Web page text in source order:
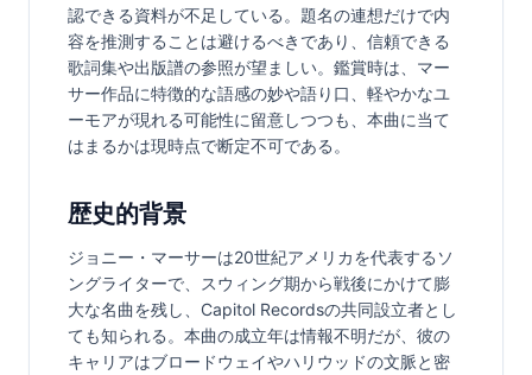
認できる資料が不足している。題名の連想だけで内
容を推測することは避けるべきであり、信頼できる
歌詞集や出版譜の参照が望ましい。鑑賞時は、マー
サー作品に特徴的な語感の妙や語り口、軽やかなユ
ーモアが現れる可能性に留意しつつも、本曲に当て
はまるかは現時点で断定不可である。
歴史的背景
ジョニー・マーサーは20世紀アメリカを代表するソ
ングライターで、スウィング期から戦後にかけて膨
大な名曲を残し、Capitol Recordsの共同設立者とし
ても知られる。本曲の成立年は情報不明だが、彼の
キャリアはブロードウェイやハリウッドの文脈と密